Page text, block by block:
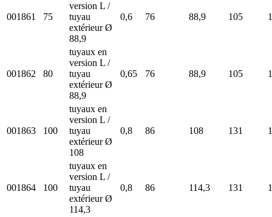
001861 75
version L /
tuyau
extérieur Ø
88,9
0,6 76 88,9 105
001862 80
tuyaux en
version L /
tuyau
extérieur Ø
88,9
0,65 76 88,9 105
001863 100
tuyaux en
version L /
tuyau
extérieur Ø
108
0,8 86 108 131
001864 100
tuyaux en
version L /
tuyau
extérieur Ø
114,3
0,8 86 114,3 131